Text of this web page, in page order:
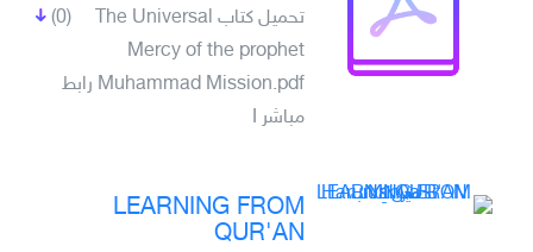
(0)
تحميل كتاب The Universal
Mercy of the prophet
Muhammad Mission.pdf رابط
مباشر I
LEARNING FROM
QUR'AN